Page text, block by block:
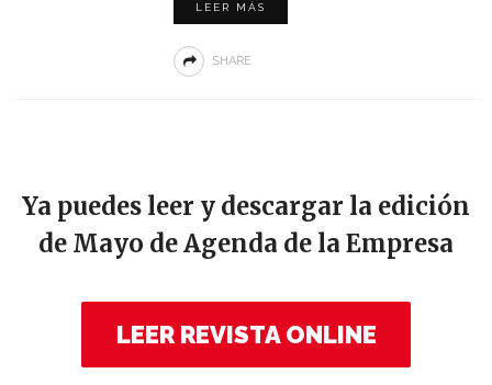
LEER MÁS
SHARE
Ya puedes leer y descargar la edición
de Mayo de Agenda de la Empresa
LEER REVISTA ONLINE